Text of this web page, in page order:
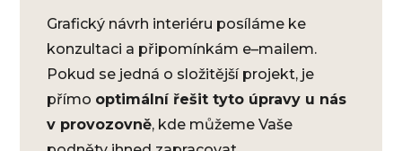
Grafický návrh interiéru posíláme ke
konzultaci a připomínkám e–mailem.
Pokud se jedná o složitější projekt, je
přímo optimální řešit tyto úpravy u nás
v provozovně, kde můžeme Vaše